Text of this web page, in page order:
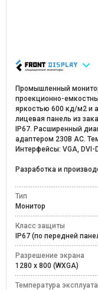
Промышленный
проекционно-
яркостью 600 кд/м2 и
лицевая панель из
IP67. Расширенный
адаптером 230В AC.
Интерфейсы: VGA, DVI-
Разработка и
Тип
Монитор
Класс защиты
IP67 (по передней
Разрешение экрана
1280 х 800 (WXGA)
Температура